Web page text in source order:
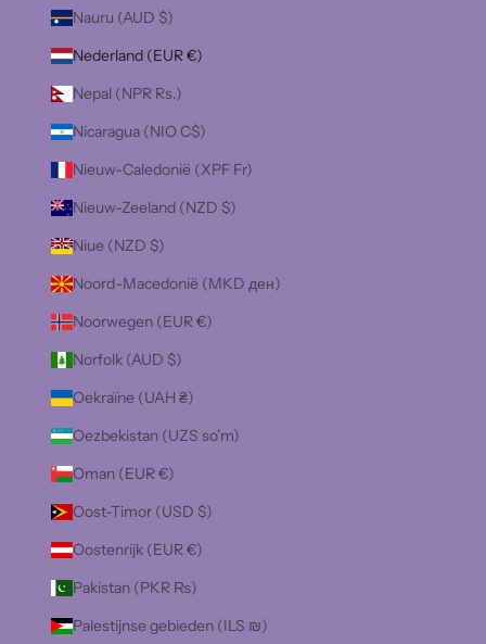
Nauru (AUD $)
Nederland (EUR €)
Nepal (NPR Rs.)
Nicaragua (NIO C$)
Nieuw-Caledonië (XPF Fr)
Nieuw-Zeeland (NZD $)
Niue (NZD $)
Noord-Macedonië (MKD ден)
Noorwegen (EUR €)
Norfolk (AUD $)
Oekraïne (UAH ₴)
Oezbekistan (UZS so'm)
Oman (EUR €)
Oost-Timor (USD $)
Oostenrijk (EUR €)
Pakistan (PKR ₨)
Palestijnse gebieden (ILS ₪)